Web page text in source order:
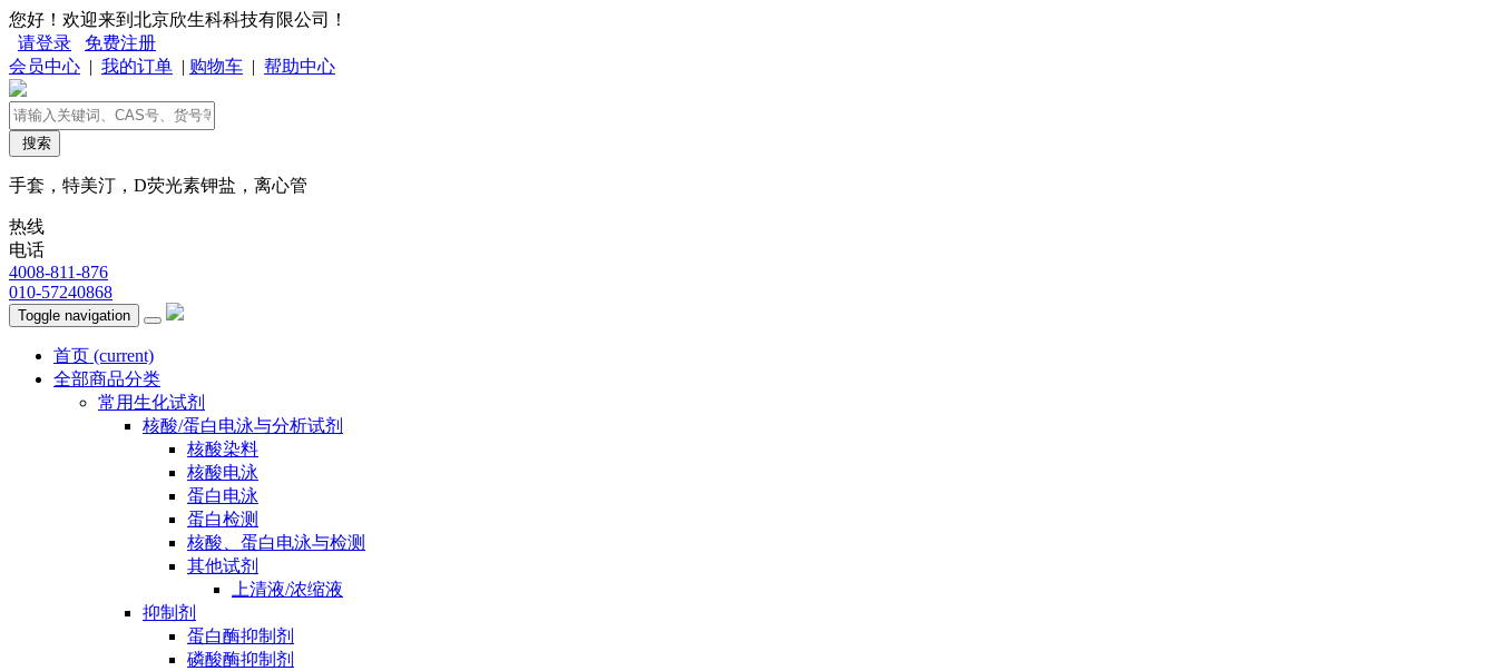
您好！欢迎来到北京欣生科科技有限公司！
请登录
免费注册
会员中心 | 我的订单 | 购物车 | 帮助中心
搜索
手套，特美汀，D荧光素钾盐，离心管
热线
电话
4008-811-876
010-57240868
Toggle navigation
首页 (current)
全部商品分类
常用生化试剂
核酸/蛋白电泳与分析试剂
核酸染料
核酸电泳
蛋白电泳
蛋白检测
核酸、蛋白电泳与检测
其他试剂
上清液/浓缩液
抑制剂
蛋白酶抑制剂
磷酸酶抑制剂